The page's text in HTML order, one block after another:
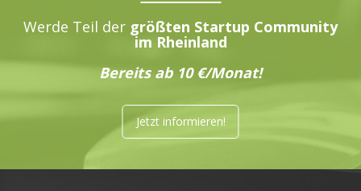
Werde Teil der größten Startup Community
im Rheinland
Bereits ab 10 €/Monat!
Jetzt informieren!